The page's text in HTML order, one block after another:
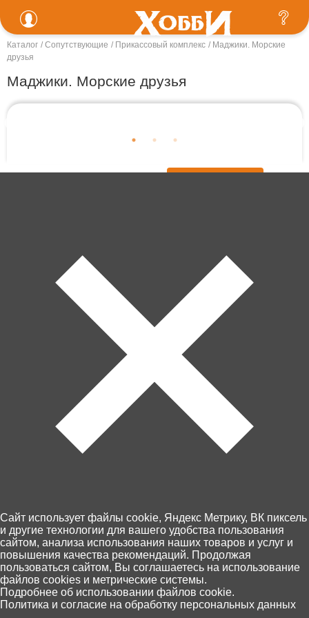
Каталог Сопутствующие Прикассовый комплекс
Маджики. Морские
друзья
Маджики. Морские друзья
В наличии в 29 магазинах
Пункты выдачи Хоббит
46 по Калининграду и области
17 августа, (понедельник)
Оплата - картой на сайте или при
получении
Экспресс доставка
Недоступна
Возврат товара
Персональные данные
+7 (4012) 92 63 00
Пн.- Пт. с 10.00 до 18.00
Главная Каталог Корзина
0
Избранное Поиск
Cайт использует файлы cookie, Яндекс Метрику, ВК пиксель
и другие технологии для вашего удобства пользования
сайтом, анализа использования наших товаров и услуг и
повышения качества рекомендаций. Продолжая
пользоваться сайтом, Вы соглашаетесь на использование
файлов cookies и метрические системы.
Подробнее об использовании файлов cookie.
Политика и согласие на обработку персональных данных